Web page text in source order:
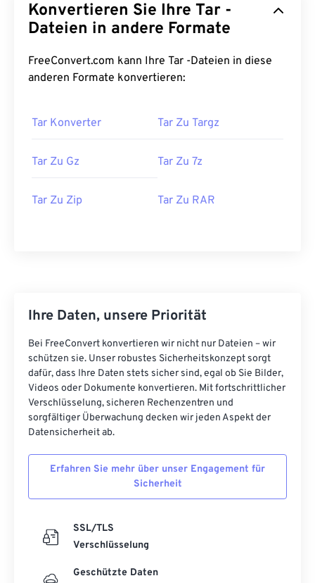
Konvertieren Sie Ihre Tar -
Dateien in andere Formate
FreeConvert.com kann Ihre Tar -Dateien in diese
anderen Formate konvertieren:
Tar Konverter Tar Zu Targz
Tar Zu Gz Tar Zu 7z
Tar Zu Zip Tar Zu RAR
Ihre Daten, unsere Priorität
Bei FreeConvert konvertieren wir nicht nur Dateien – wir
schützen sie. Unser robustes Sicherheitskonzept sorgt
dafür, dass Ihre Daten stets sicher sind, egal ob Sie Bilder,
Videos oder Dokumente konvertieren. Mit fortschrittlicher
Verschlüsselung, sicheren Rechenzentren und
sorgfältiger Überwachung decken wir jeden Aspekt der
Datensicherheit ab.
Erfahren Sie mehr über unser Engagement für
Sicherheit
SSL/TLS
Verschlüsselung
Geschützte Daten